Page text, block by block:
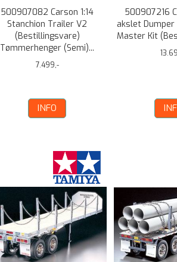
500907082 Carson 1:14
Stanchion Trailer V2
(Bestillingsvare)
Tømmerhenger (Semi)...
7.499,-
INFO
500907216
akslet Dumper
Master Kit